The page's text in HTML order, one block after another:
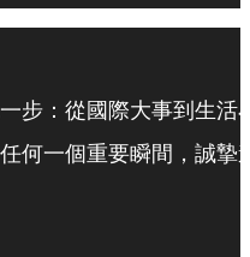
步：從國際大事到生活
何一個重要瞬間，誠摯